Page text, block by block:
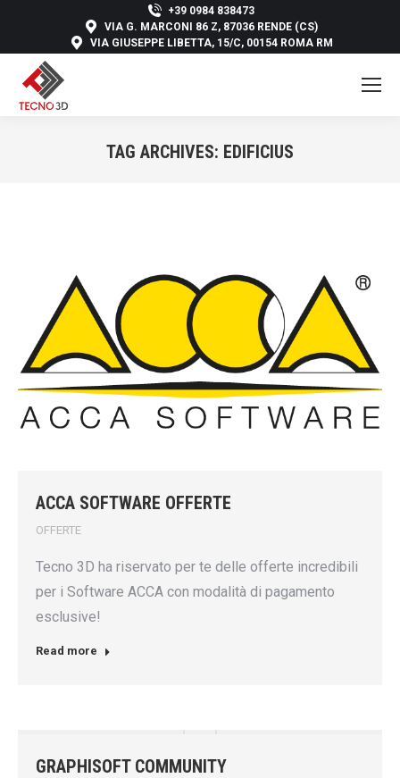
+39 0984 838473
VIA G. MARCONI 86 Z, 87036 RENDE (CS)
VIA GIUSEPPE LIBETTA, 15/C, 00154 ROMA RM
TAG ARCHIVES: EDIFICIUS
ACCA SOFTWARE OFFERTE
OFFERTE
Tecno 3D ha riservato per te delle offerte incredibili
per i Software ACCA con modalità di pagamento
esclusive!
Read more
GRAPHISOFT COMMUNITY